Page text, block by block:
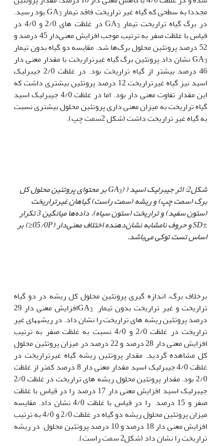
مجددا به سطحی که گیاه غیر تراریخت فاقد تیمار GA3
بود رسید.
در برگ گیاه تراریخت تیمار GA 3
در غلظت های 2/0 و 4/0 در
قیاس با غلظت صفر به ترتیب موجب افزایش معنی‌دار 45 درصد و
52 درصد پروتئین محلول برگ‌ها شد. مقایسه دو گیاه بدون تیمار
GA3
نشان داد پروتئین برگ گیاه غیرتراریخت با مقدار معنی دار
46 درصد بیشتر از گیاه تراریخت بود. در غلظت 2/0 جیبرلیک
اسید نیز گیاه غیرتراریخت 12 درصد پروتئین بیشتری داشت که
این مقدار تفاوت معنی دار بود. اما در غلظت 4/0 جیبرلیک اسید
گیاه تراریخت به میزان معنی داری پروتئین محلول بیشتری نسبت
به گیاه غیر تراریخت داشت (شکل 2سمت چپ).
شکل2: اثر جیبرلیک اسید ( (GA
3
بر محتوای پروتئین محلول کل
برگ (سمت چپ) و ریشه (سمت راست) گیاهان غیرتراریخت
(ستون سفید) و تراریخت (ستون سیاه).دادهها میانگین 3 تکرار
±
SDو حروف نامشابه نشاندهنده اختلاف معنیدار (05/0P≤
) بر
اساس تست توکی میباشد.
برخلاف برگ، اندازه گیری پروتئین محلول کل ریشه در دو گیاه
تراریخت و غیر تراریخت بدون تیمار GA3
افزایش معنی دار 29
درصد پروتئین ریشه های تراریخت را نشان داد. در ریشه‏های غیر
تراریخت در غلظت 2/0 و 4/0 نسبت به غلظت صفر به ترتیب
افزایش معنی دار 28 درصد و 22 درصد در میزان پروتئین محلول
کل مشاهده گردید. مقدار پروتئین ریشه گیاه غیرتراریخت در
غلظت 4/0 جیبرلیک اسید مقدار معنی دار 8 درصد کمتر از غلظت
2/0 بود. مقدار پروتئین محلول ریشه های تراریخت در غلظت 2/0
جیبرلیک اسید افزایش معنی دار 17 درصد را در قیاس با غلظت
صفر و 15 درصد را در قیاس با غلظت 4/0 نشان داد. مقایسه
میزان پروتئین محلول ریشه دو گیاه در غلظت 2/0 و 4/0 به ترتیب
افزایش معنی دار 18 درصد و 10 درصد پروتئین محلول در ریشه
تراریخت را نشان داد (شکل2 سمت راست).